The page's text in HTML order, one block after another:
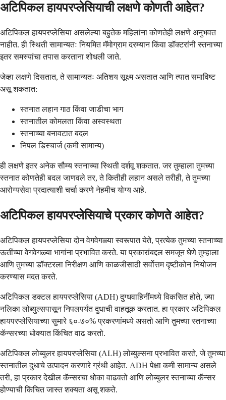
अटिपिकल हायपरप्लेसियाची लक्षणे कोणती आहेत?
अटिपिकल हायपरप्लेसिया असलेल्या बहुतेक महिलांना कोणतेही लक्षणे अनुभवत
नाहीत. ही स्थिती सामान्यतः नियमित मॅमोग्राम दरम्यान किंवा डॉक्टरांनी स्तनाच्या
इतर समस्यांचा तपास करताना शोधली जाते.
जेव्हा लक्षणे दिसतात, ते सामान्यतः अतिशय सूक्ष्म असतात आणि त्यात समाविष्ट
असू शकतात:
स्तनात लहान गाठ किंवा जाडीचा भाग
स्तनातील कोमलता किंवा अस्वस्थता
स्तनाच्या बनावटात बदल
निपल डिस्चार्ज (कमी सामान्य)
ही लक्षणे इतर अनेक सौम्य स्तनाच्या स्थिती दर्शवू शकतात. जर तुम्हाला तुमच्या
स्तनात कोणतेही बदल जाणवले तर, ते कितीही लहान असले तरीही, ते तुमच्या
आरोग्यसेवा प्रदात्याशी चर्चा करणे नेहमीच योग्य आहे.
अटिपिकल हायपरप्लेसियाचे प्रकार कोणते आहेत?
अटिपिकल हायपरप्लेसिया दोन वेगवेगळ्या स्वरूपात येते, प्रत्येक तुमच्या स्तनाच्या
ऊतींच्या वेगवेगळ्या भागांना प्रभावित करते. या प्रकारांबद्दल समजून घेणे तुम्हाला
आणि तुमच्या डॉक्टरला निरीक्षण आणि काळजीसाठी सर्वोत्तम दृष्टीकोन नियोजन
करण्यास मदत करते.
अटिपिकल डक्टल हायपरप्लेसिया (ADH) दुग्धवाहिनींमध्ये विकसित होते, ज्या
नलिका लोब्युल्सपासून निपलपर्यंत दुधाची वाहतूक करतात. हा प्रकार अटिपिकल
हायपरप्लेसियाच्या सुमारे ६०-७०% प्रकरणांमध्ये असतो आणि तुमच्या स्तनाच्या
कॅन्सरच्या धोक्यात किंचित वाढ करतो.
अटिपिकल लोब्युलर हायपरप्लेसिया (ALH) लोब्युल्सना प्रभावित करते, जे तुमच्या
स्तनातील दुधाचे उत्पादन करणारे ग्रंथी आहेत. ADH पेक्षा कमी सामान्य असले
तरी, हा प्रकार देखील कॅन्सरचा धोका वाढवतो आणि लोब्युलर स्तनाच्या कॅन्सर
होण्याची किंचित जास्त शक्यता असू शकते.